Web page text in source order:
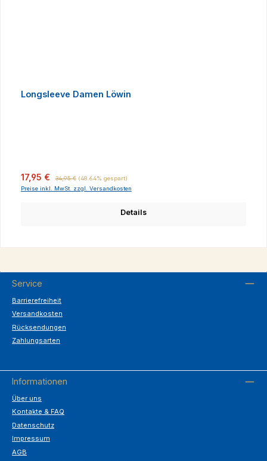
Longsleeve Damen Löwin
Verkaufspreis:
17,95 € Regulärer Preis:
34,95 € (48.64% gespart)
Preise inkl. MwSt. zzgl. Versandkosten
Details
Service
Barrierefreiheit
Versandkosten
Rücksendungen
Zahlungsarten
Informationen
Über uns
Kontakte & FAQ
Datenschutz
Impressum
AGB